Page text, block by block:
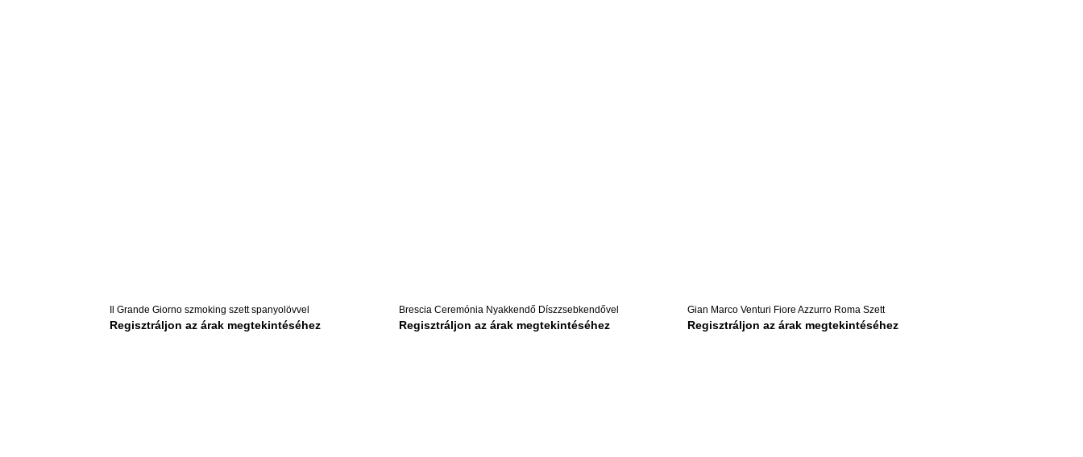
Il Grande Giorno szmoking szett spanyolövvel
Regisztráljon az árak megtekintéséhez
Brescia Ceremónia Nyakkendő Díszzsebkendővel
Regisztráljon az árak megtekintéséhez
Gian Marco Venturi Fiore Azzurro Roma Szett
Regisztráljon az árak megtekintéséhez